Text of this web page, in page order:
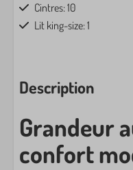
Cintres: 10
Lit king-size: 1
Chaise haute
Lavage et
Description
Grandeur
confort